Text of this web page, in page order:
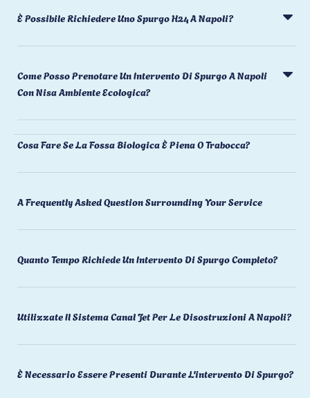
È Possibile Richiedere Uno Spurgo H24 A Napoli?
Come Posso Prenotare Un Intervento Di Spurgo A Napoli
Con Nisa Ambiente Ecologica?
Cosa Fare Se La Fossa Biologica È Piena O Trabocca?
A Frequently Asked Question Surrounding Your Service
Quanto Tempo Richiede Un Intervento Di Spurgo Completo?
Utilizzate Il Sistema Canal Jet Per Le Disostruzioni A Napoli?
È Necessario Essere Presenti Durante L'intervento Di Spurgo?